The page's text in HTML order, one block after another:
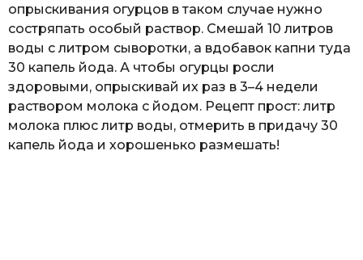
опрыскивания огурцов в таком случае нужно
состряпать особый раствор. Смешай 10 литров
воды с литром сыворотки, а вдобавок капни туда
30 капель йода. А чтобы огурцы росли
здоровыми, опрыскивай их раз в 3–4 недели
раствором молока с йодом. Рецепт прост: литр
молока плюс литр воды, отмерить в придачу 30
капель йода и хорошенько размешать!